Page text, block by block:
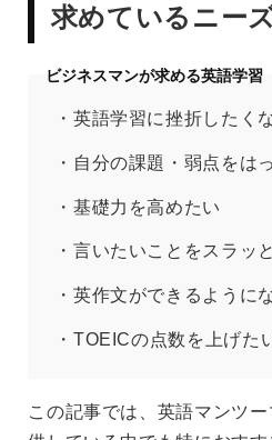
求めているニー
ビジネスマンが求める英語学習
・英語学習に挫折したく
・自分の課題・弱点をは
・基礎力を高めたい
・言いたいことをスラッ
・英作文ができるように
・TOEICの点数を上げた
この記事では、英語マンツ